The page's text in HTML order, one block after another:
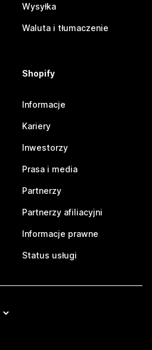
Wysyłka
Waluta i tłumaczenie
Shopify
Informacje
Kariery
Inwestorzy
Prasa i media
Partnerzy
Partnerzy afiliacyjni
Informacje prawne
Status usługi